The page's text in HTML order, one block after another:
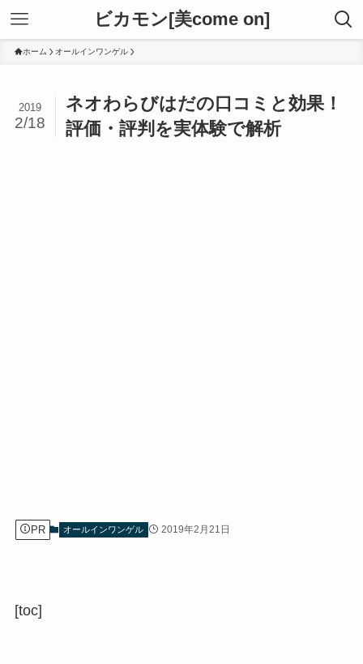
ビカモン[美come on]
ホーム オールインワンゲル
ネオわらびはだの口コミと効果！
評価・評判を実体験で解析
2019
2/18
PR オールインワンゲル 2019年2月21日
[toc]